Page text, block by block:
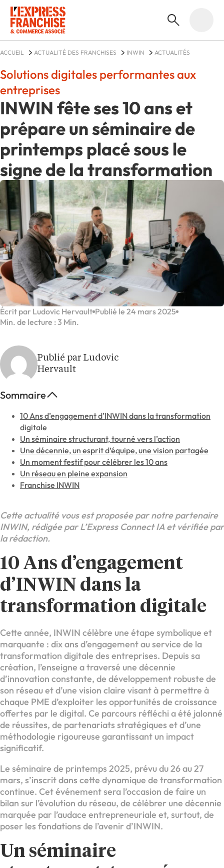
ACCUEIL ACTUALITÉ DES FRANCHISES INWIN ACTUALITÉS
INWIN fête ses 10 ans et
prépare un séminaire de
printemps placé sous le
signe de la transformation
Solutions digitales performantes aux
entreprises
Écrit par Ludovic Hervault Publié le 24 mars 2025
Min. de lecture : 3 Min.
Publié par Ludovic
Hervault
Sommaire
10 Ans d’engagement d’INWIN dans la transformation
digitale
Un séminaire structurant, tourné vers l’action
Une décennie, un esprit d’équipe, une vision partagée
Un moment festif pour célébrer les 10 ans
Un réseau en pleine expansion
Franchise INWIN
Cette actualité vous est proposée par notre partenaire
INWIN, rédigée par L’Express Connect IA et vérifiée par
la rédaction.
10 Ans d’engagement
d’INWIN dans la
transformation digitale
Cette année, INWIN célèbre une étape symbolique et
marquante : dix ans d’engagement au service de la
transformation digitale des entreprises. Depuis sa
création, l’enseigne a traversé une décennie
d’innovation constante, de développement robuste de
son réseau et d’une vision claire visant à permettre à
chaque PME d’exploiter les opportunités de croissance
offertes par le digital. Ce parcours réfléchi a été jalonné
de réussites, de partenariats stratégiques et d’une
méthodologie rigoureuse garantissant un impact
significatif.
Le séminaire de printemps 2025, prévu du 26 au 27
mars, s’inscrit dans cette dynamique de transformation
continue. Cet événement sera l’occasion de faire un
bilan sur l’évolution du réseau, de célébrer une décennie
marquée par l’audace entrepreneuriale et, surtout, de
poser les fondations de l’avenir d’INWIN.
Un séminaire